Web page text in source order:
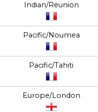
Indian/Reunion
Pacific/Noumea
Pacific/Tahiti
Europe/London